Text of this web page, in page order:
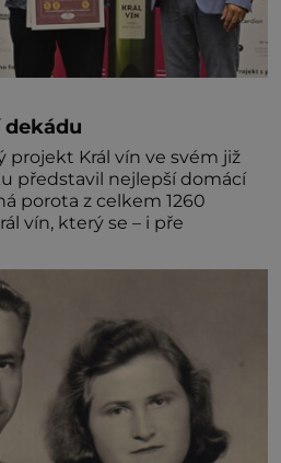
dekádu
projekt Král vín ve svém již
představil nejlepší domácí
porota z celkem 1260
od 157 vinařů. Král vín, který se – i pře